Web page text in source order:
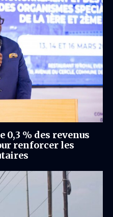
0,3 % des revenus
renforcer les